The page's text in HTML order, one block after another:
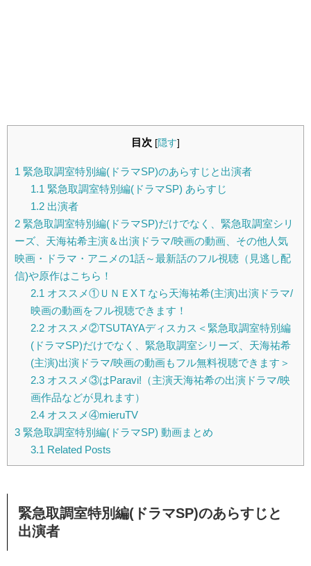
目次 [隠す]
1 緊急取調室特別編(ドラマSP)のあらすじと出演者
1.1 緊急取調室特別編(ドラマSP) あらすじ
1.2出演者
2 緊急取調室特別編(ドラマSP)だけでなく、緊急取調室シリ
ーズ、天海祐希主演＆出演ドラマ/映画の動画、その他人気
映画・ドラマ・アニメの1話～最新話のフル視聴（見逃し配
信)や原作はこちら！
2.1 オススメ①ＵＮＥXＴなら天海祐希(主演)出演ドラマ/
映画の動画をフル視聴できます！
2.2オススメ②TSUTAYAディスカス＜緊急取調室特別編
(ドラマSP)だけでなく、緊急取調室シリーズ、天海祐希
(主演)出演ドラマ/映画の動画もフル無料視聴できます＞
2.3オススメ③はParavi!（主演天海祐希の出演ドラマ/映
画作品などが見れます）
2.4オススメ④mieruTV
3 緊急取調室特別編(ドラマSP) 動画まとめ
3.1 Related Posts
緊急取調室特別編(ドラマSP)のあらすじと
出演者